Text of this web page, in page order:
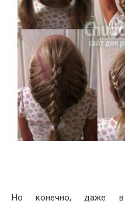
Но конечно, даже в